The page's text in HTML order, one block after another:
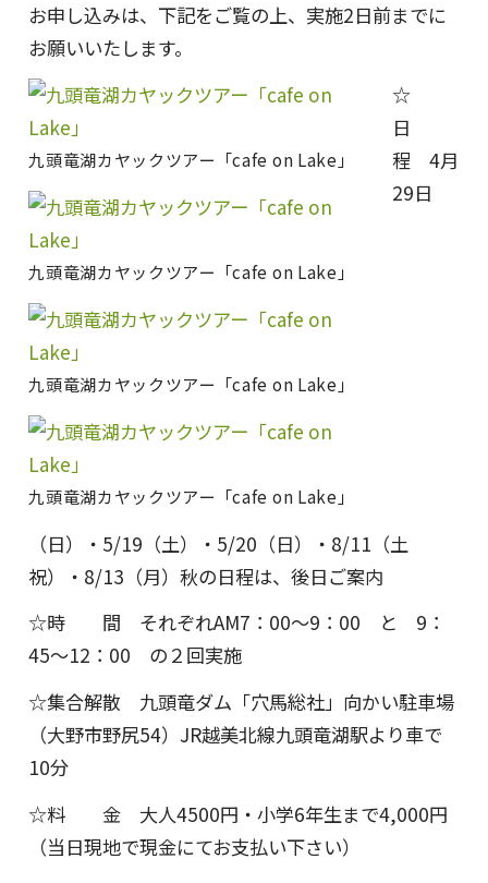
お申し込みは、下記をご覧の上、実施2日前までに
お願いいたします。
九頭竜湖カヤックツアー「cafe on Lake」
九頭竜湖カヤックツアー「cafe on Lake」
九頭竜湖カヤックツアー「cafe on Lake」
九頭竜湖カヤックツアー「cafe on Lake」
☆
日
程 4月
29日
（日）・5/19（土）・5/20（日）・8/11（土
祝）・8/13（月）秋の日程は、後日ご案内
☆時 間 それぞれAM7：00～9：00 と 9：
45～12：00 の２回実施
☆集合解散 九頭竜ダム「穴馬総社」向かい駐車場
（大野市野尻54）JR越美北線九頭竜湖駅より車で
10分
☆料 金 大人4500円・小学6年生まで4,000円
（当日現地で現金にてお支払い下さい）